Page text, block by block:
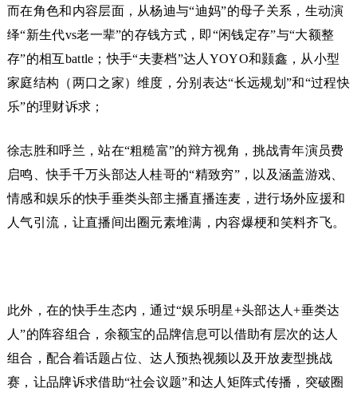
而在角色和内容层面，从杨迪与“迪妈”的母子关系，生动演
绎“新生代vs老一辈”的存钱方式，即“闲钱定存”与“大额整
存”的相互battle；快手“夫妻档”达人YOYO和颢鑫，从小型
家庭结构（两口之家）维度，分别表达“长远规划”和“过程快
乐”的理财诉求；
徐志胜和呼兰，站在“粗糙富”的辩方视角，挑战青年演员费
启鸣、快手千万头部达人桂哥的“精致穷”，以及涵盖游戏、
情感和娱乐的快手垂类头部主播直播连麦，进行场外应援和
人气引流，让直播间出圈元素堆满，内容爆梗和笑料齐飞。
此外，在的快手生态内，通过“娱乐明星+头部达人+垂类达
人”的阵容组合，余额宝的品牌信息可以借助有层次的达人
组合，配合着话题占位、达人预热视频以及开放麦型挑战
赛，让品牌诉求借助“社会议题”和达人矩阵式传播，突破圈